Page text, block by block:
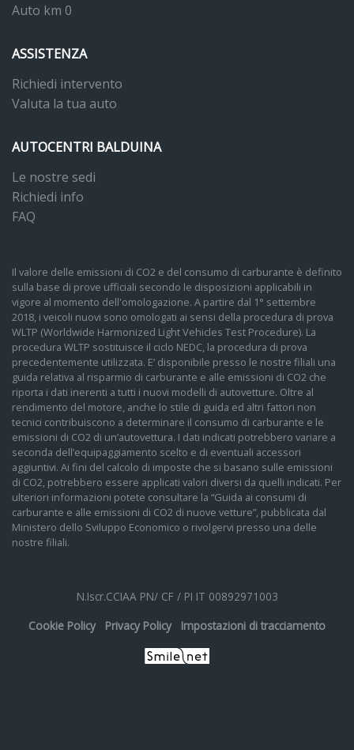
Auto km 0
ASSISTENZA
Richiedi intervento
Valuta la tua auto
AUTOCENTRI BALDUINA
Le nostre sedi
Richiedi info
FAQ
Il valore delle emissioni di CO2 e del consumo di carburante è definito
sulla base di prove ufficiali secondo le disposizioni applicabili in
vigore al momento dell'omologazione. A partire dal 1° settembre
2018, i veicoli nuovi sono omologati ai sensi della procedura di prova
WLTP (Worldwide Harmonized Light Vehicles Test Procedure). La
procedura WLTP sostituisce il ciclo NEDC, la procedura di prova
precedentemente utilizzata. E’ disponibile presso le nostre filiali una
guida relativa al risparmio di carburante e alle emissioni di CO2 che
riporta i dati inerenti a tutti i nuovi modelli di autovetture. Oltre al
rendimento del motore, anche lo stile di guida ed altri fattori non
tecnici contribuiscono a determinare il consumo di carburante e le
emissioni di CO2 di un’autovettura. I dati indicati potrebbero variare a
seconda dell’equipaggiamento scelto e di eventuali accessori
aggiuntivi. Ai fini del calcolo di imposte che si basano sulle emissioni
di CO2, potrebbero essere applicati valori diversi da quelli indicati. Per
ulteriori informazioni potete consultare la “Guida ai consumi di
carburante e alle emissioni di CO2 di nuove vetture”, pubblicata dal
Ministero dello Sviluppo Economico o rivolgervi presso una delle
nostre filiali.
N.Iscr.CCIAA PN/ CF / PI IT 00892971003
Cookie Policy
Privacy Policy Impostazioni di tracciamento